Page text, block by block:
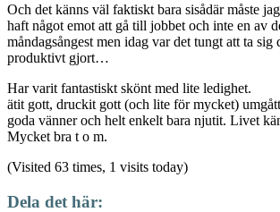
Och det känns väl faktiskt bara sisådär måste
haft något emot att gå till jobbet och inte en av
måndagsångest men idag var det tungt att ta
produktivt gjort…
Har varit fantastiskt skönt med lite ledighet.
ätit gott, druckit gott (och lite för mycket)
goda vänner och helt enkelt bara njutit. Livet
Mycket bra t o m.
(Visited 63 times, 1 visits today)
Dela det här: